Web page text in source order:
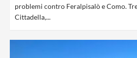
problemi contro Feralpisalò e Como.
Cittadella,...